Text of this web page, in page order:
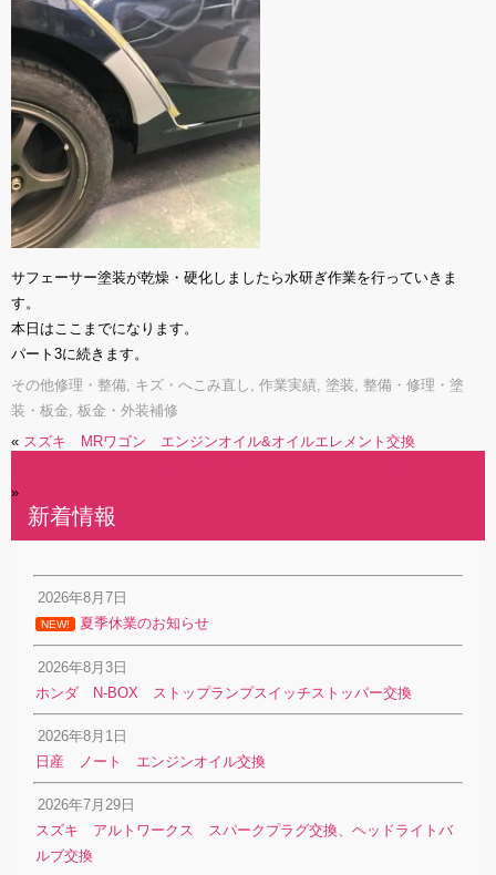
サフェーサー塗装が乾燥・硬化しましたら水研ぎ作業を行っていきま
す。
本日はここまでになります。
パート3に続きます。
その他修理・整備, キズ・へこみ直し , 作業実績, 塗装, 整備・修理・塗
装・板金, 板金・外装補修
« スズキ MRワゴン エンジンオイル&オイルエレメント交換
»
新着情報
2026年8月7日
NEW! 夏季休業のお知らせ
2026年8月3日
ホンダ N-BOX ストップランプスイッチストッパー交換
2026年8月1日
日産 ノート エンジンオイル交換
2026年7月29日
スズキ アルトワークス スパークプラグ交換、ヘッドライトバ
ルブ交換